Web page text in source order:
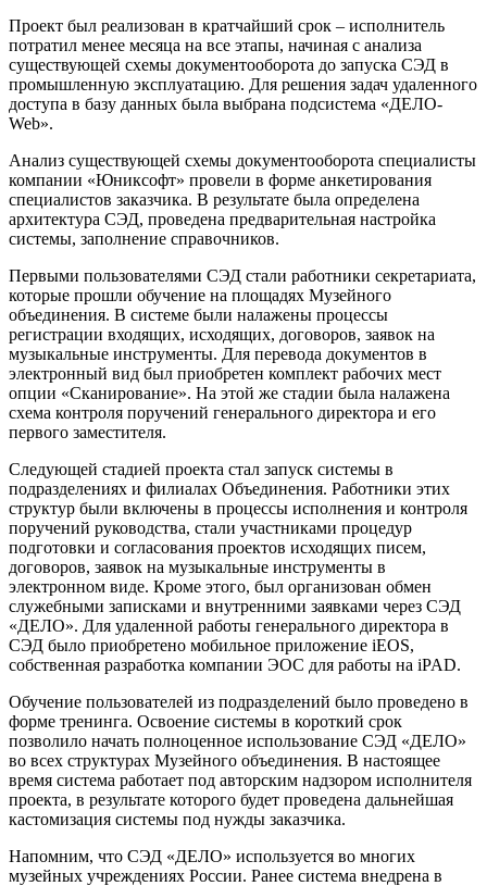
Проект был реализован в кратчайший срок – исполнитель
потратил менее месяца на все этапы, начиная с анализа
существующей схемы документооборота до запуска СЭД в
промышленную эксплуатацию. Для решения задач удаленного
доступа в базу данных была выбрана подсистема «ДЕЛО-
Web».
Анализ существующей схемы документооборота специалисты
компании «Юниксофт» провели в форме анкетирования
специалистов заказчика. В результате была определена
архитектура СЭД, проведена предварительная настройка
системы, заполнение справочников.
Первыми пользователями СЭД стали работники секретариата,
которые прошли обучение на площадях Музейного
объединения. В системе были налажены процессы
регистрации входящих, исходящих, договоров, заявок на
музыкальные инструменты. Для перевода документов в
электронный вид был приобретен комплект рабочих мест
опции «Сканирование». На этой же стадии была налажена
схема контроля поручений генерального директора и его
первого заместителя.
Следующей стадией проекта стал запуск системы в
подразделениях и филиалах Объединения. Работники этих
структур были включены в процессы исполнения и контроля
поручений руководства, стали участниками процедур
подготовки и согласования проектов исходящих писем,
договоров, заявок на музыкальные инструменты в
электронном виде. Кроме этого, был организован обмен
служебными записками и внутренними заявками через СЭД
«ДЕЛО». Для удаленной работы генерального директора в
СЭД было приобретено мобильное приложение iEOS,
собственная разработка компании ЭОС для работы на iPAD.
Обучение пользователей из подразделений было проведено в
форме тренинга. Освоение системы в короткий срок
позволило начать полноценное использование СЭД «ДЕЛО»
во всех структурах Музейного объединения. В настоящее
время система работает под авторским надзором исполнителя
проекта, в результате которого будет проведена дальнейшая
кастомизация системы под нужды заказчика.
Напомним, что СЭД «ДЕЛО» используется во многих
музейных учреждениях России. Ранее система внедрена в